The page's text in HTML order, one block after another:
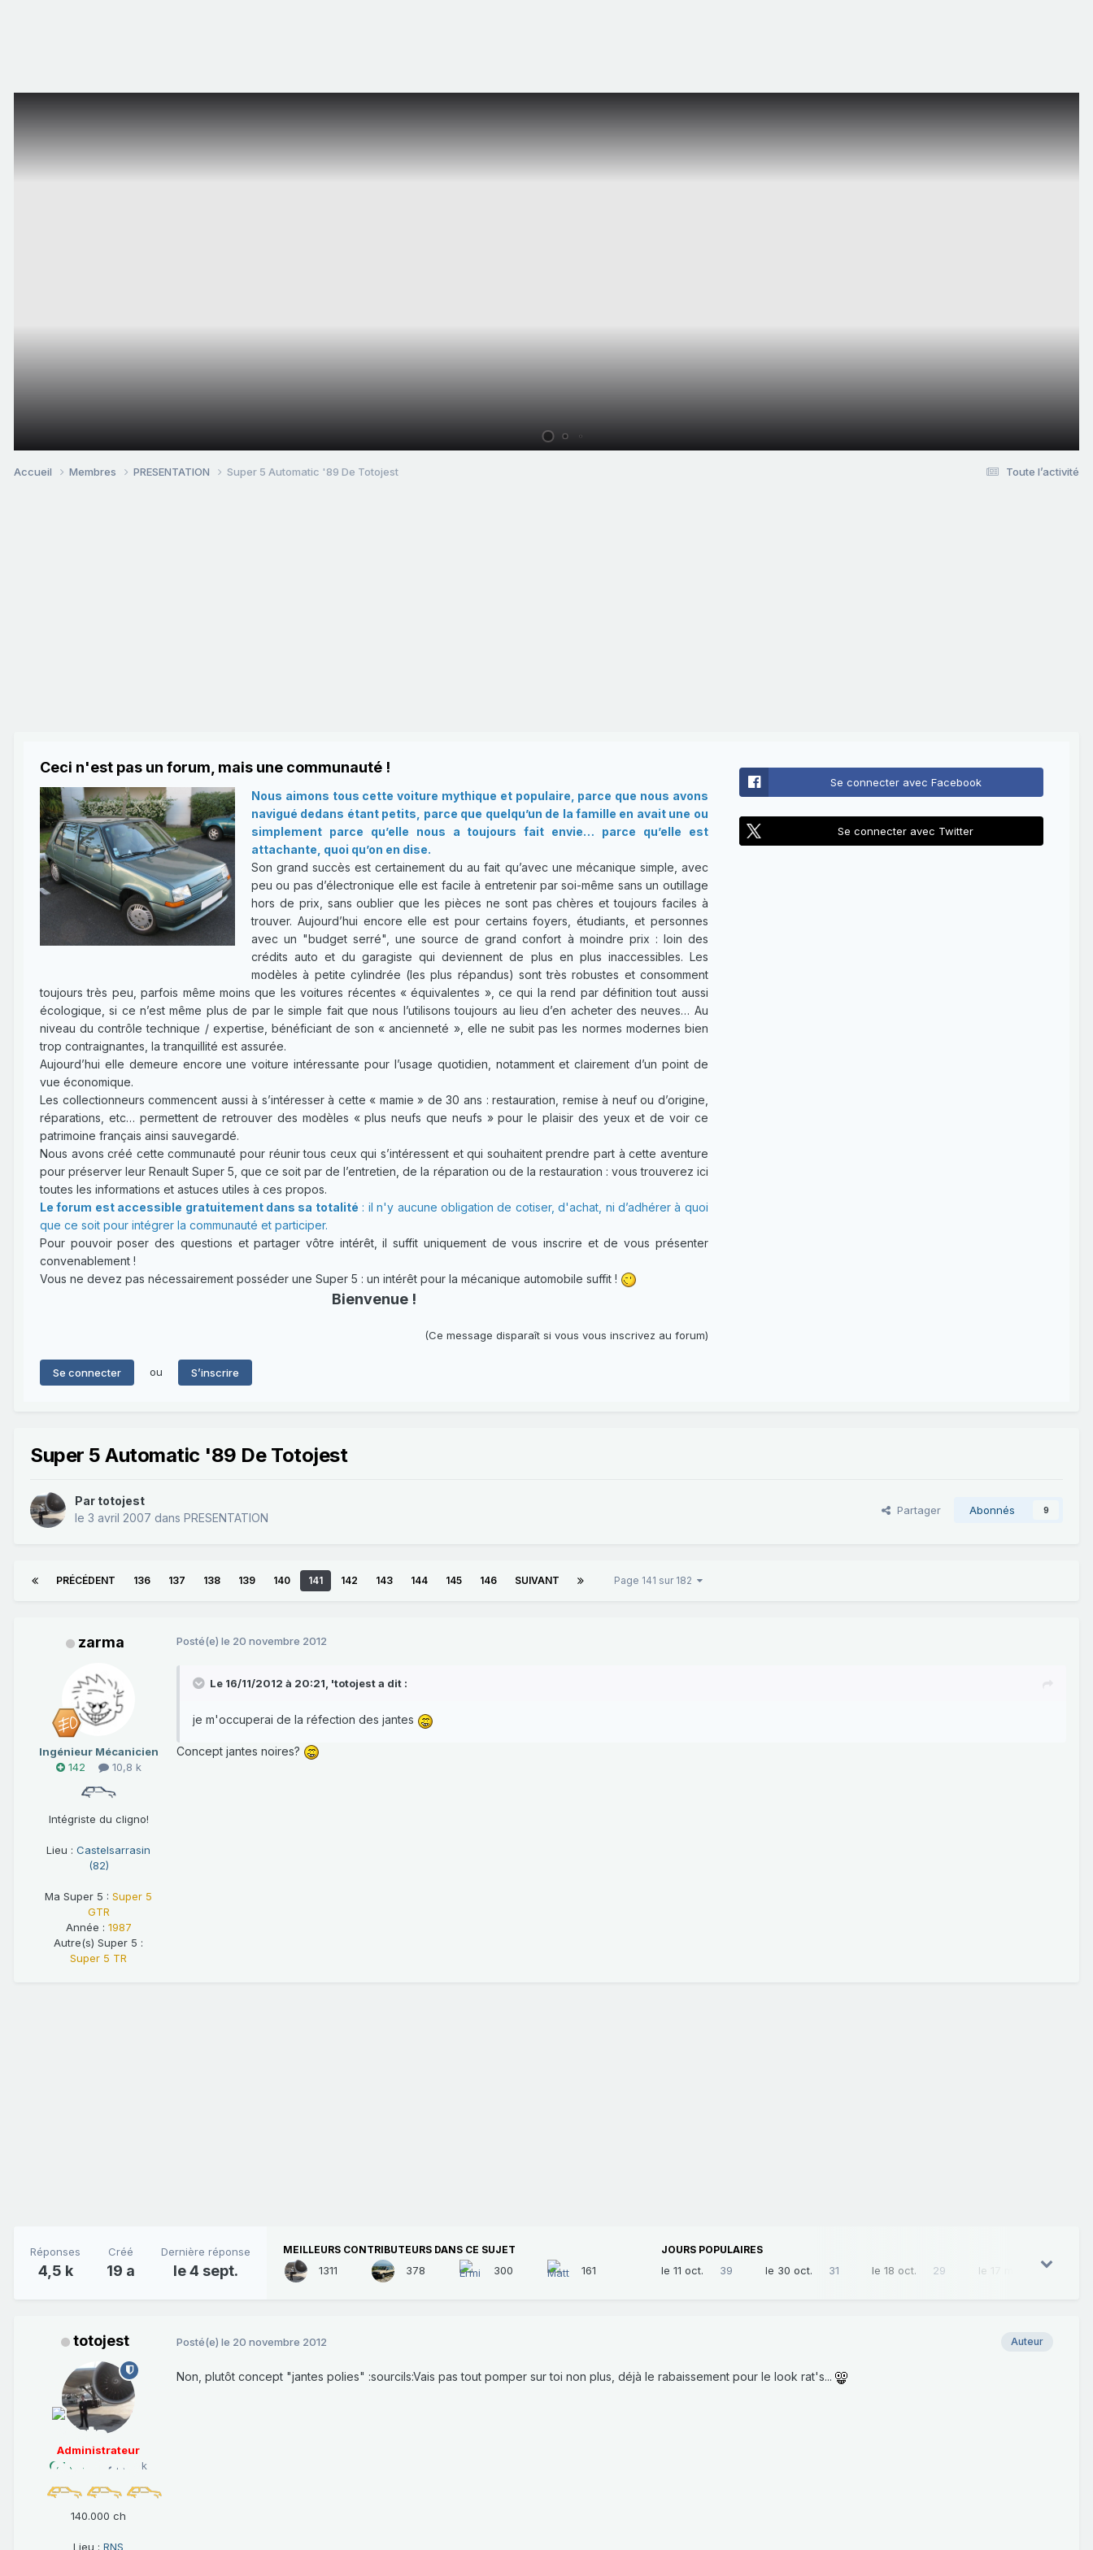
Toute l’activité
Accueil Membres PRESENTATION Super 5 Automatic '89 De Totojest
Ceci n'est pas un forum, mais une communauté !
Nous aimons tous cette voiture mythique et populaire, parce que nous avons
navigué dedans étant petits, parce que quelqu’un de la famille en avait une ou
simplement parce qu’elle nous a toujours fait envie… parce qu’elle est
attachante, quoi qu’on en dise.
Son grand succès est certainement du au fait qu’avec une mécanique simple, avec
peu ou pas d’électronique elle est facile à entretenir par soi-même sans un outillage
hors de prix, sans oublier que les pièces ne sont pas chères et toujours faciles à
trouver. Aujourd’hui encore elle est pour certains foyers, étudiants, et personnes
avec un "budget serré", une source de grand confort à moindre prix : loin des
crédits auto et du garagiste qui deviennent de plus en plus inaccessibles. Les
modèles à petite cylindrée (les plus répandus) sont très robustes et consomment
toujours très peu, parfois même moins que les voitures récentes « équivalentes », ce qui la rend par définition tout aussi
écologique, si ce n’est même plus de par le simple fait que nous l’utilisons toujours au lieu d’en acheter des neuves… Au
niveau du contrôle technique / expertise, bénéficiant de son « ancienneté », elle ne subit pas les normes modernes bien
trop contraignantes, la tranquillité est assurée.
Aujourd’hui elle demeure encore une voiture intéressante pour l’usage quotidien, notamment et clairement d’un point de
vue économique.
Les collectionneurs commencent aussi à s’intéresser à cette « mamie » de 30 ans : restauration, remise à neuf ou d’origine,
réparations, etc… permettent de retrouver des modèles « plus neufs que neufs » pour le plaisir des yeux et de voir ce
patrimoine français ainsi sauvegardé.
Nous avons créé cette communauté pour réunir tous ceux qui s’intéressent et qui souhaitent prendre part à cette aventure
pour préserver leur Renault Super 5, que ce soit par de l’entretien, de la réparation ou de la restauration : vous trouverez ici
toutes les informations et astuces utiles à ces propos.
Le forum est accessible gratuitement dans sa totalité : il n'y aucune obligation de cotiser, d'achat, ni d’adhérer à quoi
que ce soit pour intégrer la communauté et participer.
Pour pouvoir poser des questions et partager vôtre intérêt, il suffit uniquement de vous inscrire et de vous présenter
convenablement !
Vous ne devez pas nécessairement posséder une Super 5 : un intérêt pour la mécanique automobile suffit !
Bienvenue !
(Ce message disparaît si vous vous inscrivez au forum)
Se connecter ou S’inscrire
Se connecter avec Facebook
Se connecter avec Twitter
Super 5 Automatic '89 De Totojest
Par totojest
le 3 avril 2007 dans PRESENTATION
Partager Abonnés 9
PRÉCÉDENT 136 137 138 139 140 141 142 143 144 145 146 SUIVANT Page 141 sur 182
zarma
Ingénieur Mécanicien
142
10,8 k
Intégriste du cligno!
Lieu : Castelsarrasin
(82)
Ma Super 5 : Super 5
GTR
Année : 1987
Autre(s) Super 5 :
Super 5 TR
Posté(e) le 20 novembre 2012
Le 16/11/2012 à 20:21, 'totojest a dit :
je m'occuperai de la réfection des jantes
Concept jantes noires?
Réponses
4,5 k
Créé
19 a
Dernière réponse
le 4 sept.
MEILLEURS CONTRIBUTEURS DANS CE SUJET
1311 378 300 161
JOURS POPULAIRES
le 11 oct. 39 le 30 oct. 31 le 18 oct. 29 le 17 mars 28
totojest
Administrateur
1 069
28,5 k
140.000 ch
Lieu : RNS
Auteur
Posté(e) le 20 novembre 2012
Non, plutôt concept "jantes polies" :sourcils:Vais pas tout pomper sur toi non plus, déjà le rabaissement pour le look rat's...